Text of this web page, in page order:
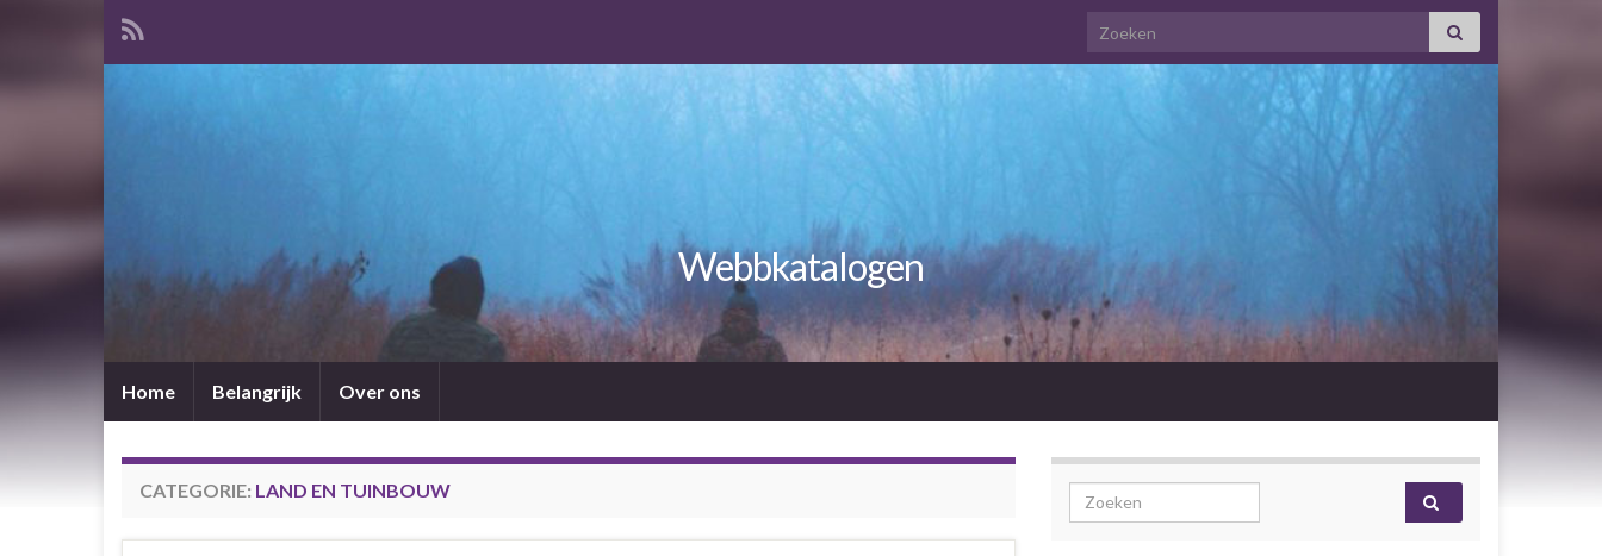
Search for:
Webbkatalogen
Home Belangrijk Over ons
CATEGORIE: LAND EN TUINBOUW Search for: